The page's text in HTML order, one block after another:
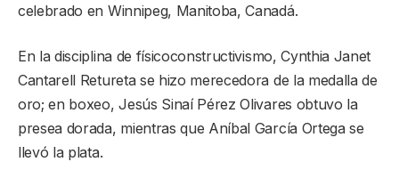
celebrado en Winnipeg, Manitoba, Canadá.
En la disciplina de físicoconstructivismo, Cynthia Janet
Cantarell Retureta se hizo merecedora de la medalla de
oro; en boxeo, Jesús Sinaí Pérez Olivares obtuvo la
presea dorada, mientras que Aníbal García Ortega se
llevó la plata.